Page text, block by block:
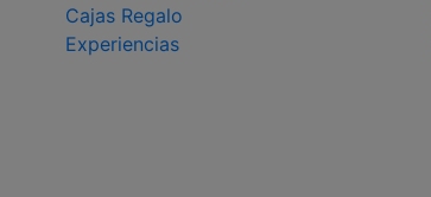
Cajas Regalo
Experiencias